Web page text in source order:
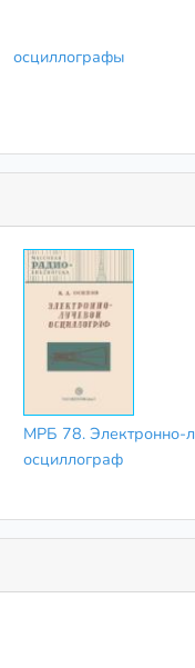
осциллографы
МРБ 78. Электронно-
осциллограф